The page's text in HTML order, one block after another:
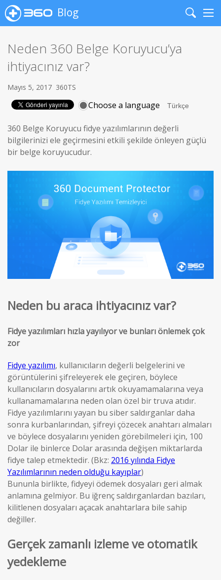
Blog
Search
Neden 360 Belge Koruyucu’ya
ihtiyacınız var?
Mayıs 5, 2017 360TS
Choose a language
360 Belge Koruyucu fidye yazılımlarının değerli
bilgilerinizi ele geçirmesini etkili şekilde önleyen güçlü
bir belge koruyucudur.
Neden bu araca ihtiyacınız var?
Fidye yazılımları hızla yayılıyor ve bunları önlemek çok
zor
Fidye yazılımı, kullanıcıların değerli belgelerini ve
görüntülerini şifreleyerek ele geçiren, böylece
kullanıcıların dosyalarını artık okuyamamalarına veya
kullanamamalarına neden olan özel bir truva atıdır.
Fidye yazılımlarını yayan bu siber saldırganlar daha
sonra kurbanlarından, şifreyi çözecek anahtarı almaları
ve böylece dosyalarını yeniden görebilmeleri için, 100
Dolar ile binlerce Dolar arasında değişen miktarlarda
fidye talep etmektedir. (Bkz: 2016 yılında Fidye
Yazılımlarının neden olduğu kayıplar)
Bununla birlikte, fidyeyi ödemek dosyaları geri almak
anlamına gelmiyor. Bu iğrenç saldırganlardan bazıları,
kilitlenen dosyaları açacak anahtarlara bile sahip
değiller.
Gerçek zamanlı izleme ve otomatik
yedekleme